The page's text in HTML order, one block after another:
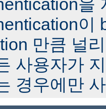
을
이
만큼 널
사용자가
경우에만